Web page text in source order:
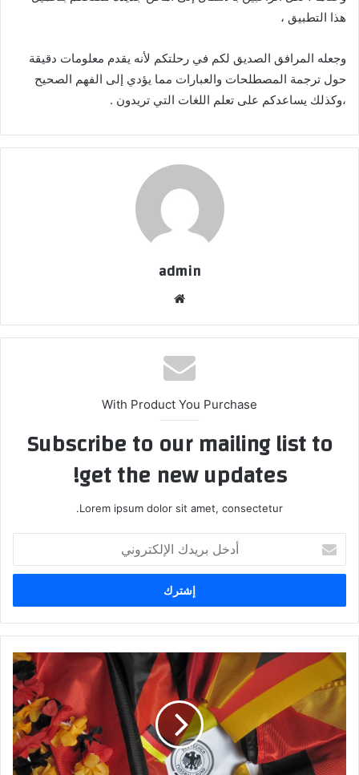
هذا التطبيق ،
وجعله المرافق الصديق لكم في رحلتكم لأنه يقدم معلومات دقيقة
حول ترجمة المصطلحات والعبارات مما يؤدي إلى الفهم الصحيح
،وكذلك يساعدكم على تعلم اللغات التي تريدون .
admin
With Product You Purchase
Subscribe to our mailing list to
get the new updates!
Lorem ipsum dolor sit amet, consectetur.
بريدك
الإلكتروني
حقق
حلمك
بالجنسية
الالمانية